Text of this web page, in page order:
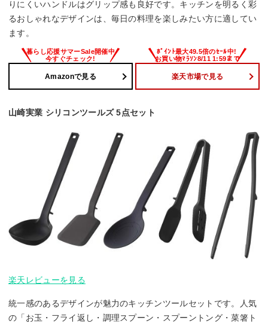
りにくいハンドルはグリップ感も良好です。キッチンを明るく彩
るおしゃれなデザインは、毎日の料理を楽しみたい方に適してい
ます。
Amazonで見る 楽天市場で見る
山崎実業 シリコンツールズ 5点セット
楽天レビューを見る
統一感のあるデザインが魅力のキッチンツールセットです。人気
の「お玉・フライ返し・調理スプーン・スプーントング・菜箸ト